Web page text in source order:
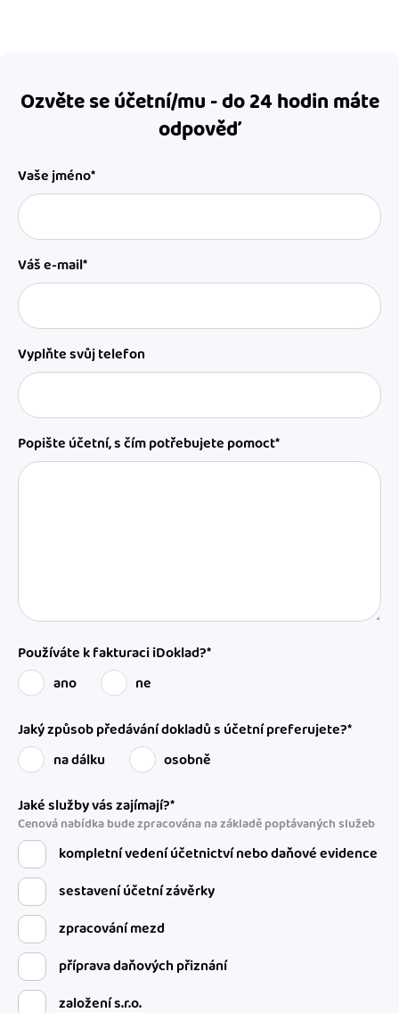
Ozvěte se účetní/mu - do 24 hodin máte
odpověď
Vaše jméno*
Váš e-mail*
Vyplňte svůj telefon
Popište účetní, s čím potřebujete pomoct*
Používáte k fakturaci iDoklad?*
ano
ne
Jaký způsob předávání dokladů s účetní preferujete?*
na dálku
osobně
Jaké služby vás zajímají?*
Cenová nabídka bude zpracována na základě poptávaných služeb
kompletní vedení účetnictví nebo daňové evidence
sestavení účetní závěrky
zpracování mezd
příprava daňových přiznání
založení s.r.o.